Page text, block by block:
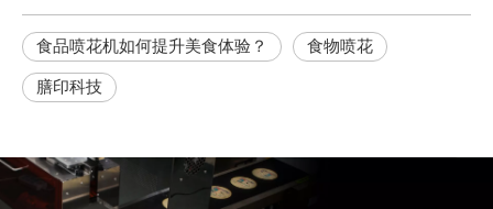
食品喷花机如何提升美食体验？ 食物喷花
膳印科技